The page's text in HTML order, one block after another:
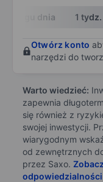
End of
W ciągu dnia 1 tydz.
Otwórz konto
narzędzi do
Warto wiedzieć:
zapewnia
się również z
swojej inwestycji.
wiarygodnym
od zewnętrznych
przez Saxo.